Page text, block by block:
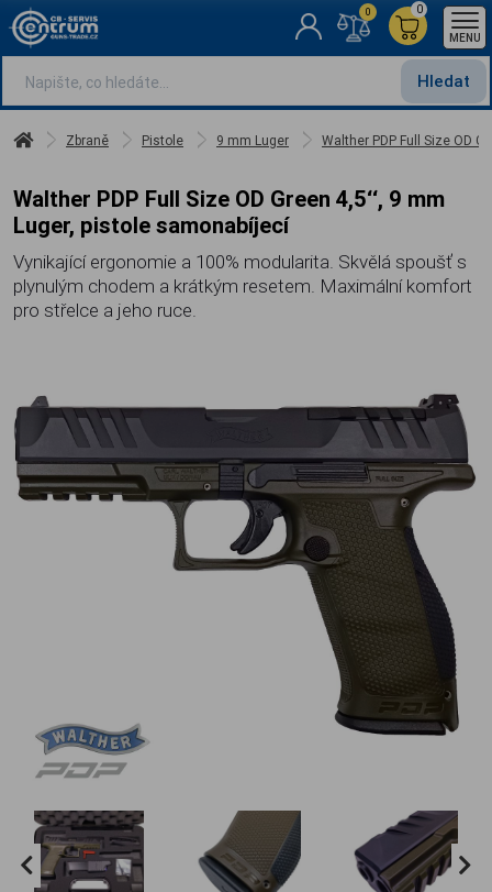
Hledat
0
0
MENU
Zbraně Pistole 9 mm Luger Walther PDP Full Size OD
Walther PDP Full Size OD Green 4,5‘‘, 9 mm
Luger, pistole samonabíjecí
Vynikající ergonomie a 100% modularita. Skvělá spoušť s
plynulým chodem a krátkým resetem. Maximální komfort
pro střelce a jeho ruce.